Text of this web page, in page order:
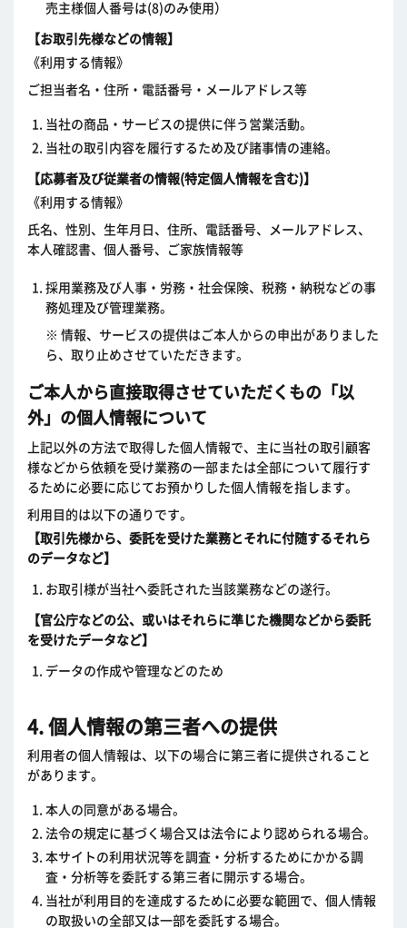
売主様個人番号は(8)のみ使用）
【お取引先様などの情報】
《利用する情報》
ご担当者名・住所・電話番号・メールアドレス等
当社の商品・サービスの提供に伴う営業活動。
当社の取引内容を履行するため及び諸事情の連絡。
【応募者及び従業者の情報(特定個人情報を含む)】
《利用する情報》
氏名、性別、生年月日、住所、電話番号、メールアドレス、
本人確認書、個人番号、ご家族情報等
採用業務及び人事・労務・社会保険、税務・納税などの事
務処理及び管理業務。
※ 情報、サービスの提供はご本人からの申出がありました
ら、取り止めさせていただきます。
ご本人から直接取得させていただくもの「以
外」の個人情報について
上記以外の方法で取得した個人情報で、主に当社の取引顧客
様などから依頼を受け業務の一部または全部について履行す
るために必要に応じてお預かりした個人情報を指します。
利用目的は以下の通りです。
【取引先様から、委託を受けた業務とそれに付随するそれら
のデータなど】
お取引様が当社へ委託された当該業務などの遂行。
【官公庁などの公、或いはそれらに準じた機関などから委託
を受けたデータなど】
データの作成や管理などのため
4. 個人情報の第三者への提供
利用者の個人情報は、以下の場合に第三者に提供されること
があります。
本人の同意がある場合。
法令の規定に基づく場合又は法令により認められる場合。
本サイトの利用状況等を調査・分析するためにかかる調
査・分析等を委託する第三者に開示する場合。
当社が利用目的を達成するために必要な範囲で、個人情報
の取扱いの全部又は一部を委託する場合。